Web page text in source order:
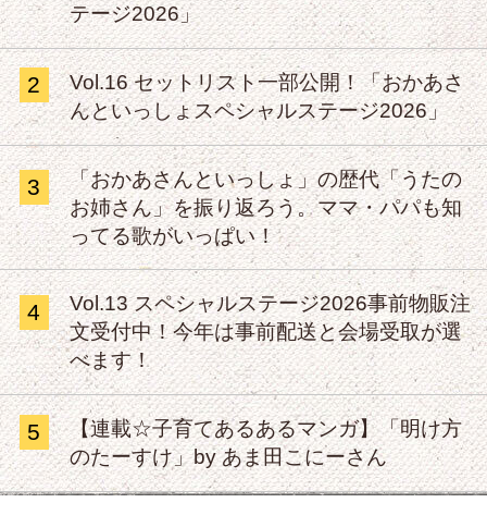
テージ2026」
2
Vol.16 セットリスト一部公開！「おかあさ
んといっしょスペシャルステージ2026」
3
「おかあさんといっしょ」の歴代「うたの
お姉さん」を振り返ろう。ママ・パパも知
ってる歌がいっぱい！
4
Vol.13 スペシャルステージ2026事前物販注
文受付中！今年は事前配送と会場受取が選
べます！
5
【連載☆子育てあるあるマンガ】「明け方
のたーすけ」by あま田こにーさん